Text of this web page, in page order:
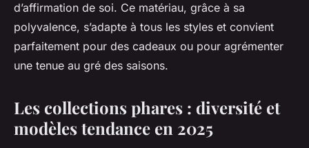
d’affirmation de soi. Ce matériau, grâce à sa
polyvalence, s’adapte à tous les styles et convient
parfaitement pour des cadeaux ou pour agrémenter
une tenue au gré des saisons.
Les collections phares : diversité et
modèles tendance en 2025